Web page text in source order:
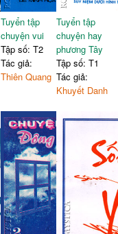
Tuyển tập
chuyện vui
Tập số: T2
Tác giả:
Thiên Quang
Tuyển tập
chuyện hay
phương Tây
Tập số: T1
Tác giả:
Khuyết Danh